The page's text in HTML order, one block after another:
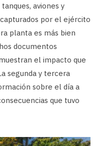
aviones y
por el ejército
planta es más bien
documentos
el impacto que
segunda y tercera
sobre el día a
que tuvo